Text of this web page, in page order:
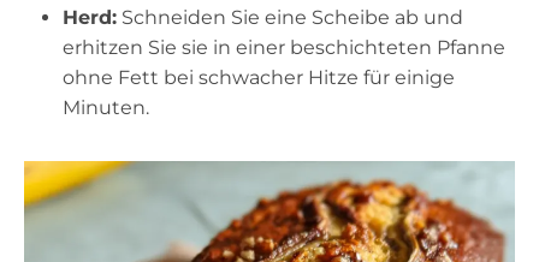
Herd: Schneiden Sie eine Scheibe ab und
erhitzen Sie sie in einer beschichteten Pfanne
ohne Fett bei schwacher Hitze für einige
Minuten.